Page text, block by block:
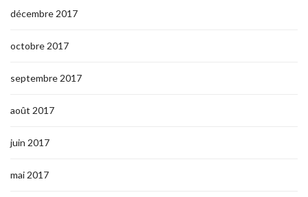
décembre 2017
octobre 2017
septembre 2017
août 2017
juin 2017
mai 2017